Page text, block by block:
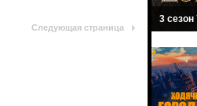
Следующая страница
3 сезон